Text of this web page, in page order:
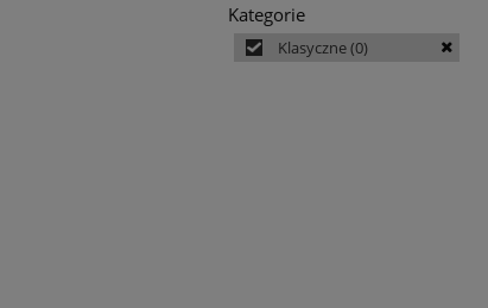
Kategorie
Klasyczne(0)